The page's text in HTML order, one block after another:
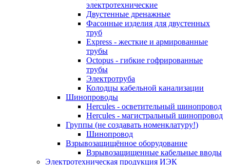
электротехнические
Двустенные дренажные
Фасонные изделия для двустенных
труб
Express - жесткие и армированные
трубы
Octopus - гибкие гофрированные
трубы
Электротруба
Колодцы кабельной канализации
Шинопроводы
Hercules - осветительный шинопровод
Hercules - магистральный шинопровод
Группы (не создавать номенклатуру!)
Шинопровод
Взрывозащищённое оборудование
Взрывозащищенные кабельные вводы
Электротехническая продукция ИЭК